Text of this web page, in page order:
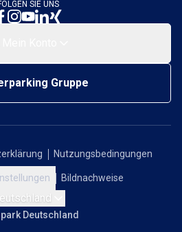
SIE UNS
Gruppe
Nutzungsbedingungen
Bildnachweise
Deutschland